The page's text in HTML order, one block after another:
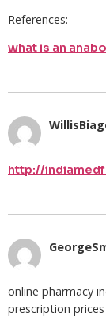
References:
what is an
http://
online pharmacy
prescription